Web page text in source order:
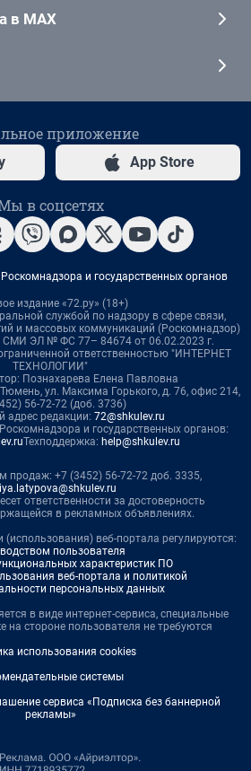
в MAX
приложение
App Store
в соцсетях
и государственных органов
издание «72.ру» (18+)
службой по надзору в сфере связи,
и массовых коммуникаций (Роскомнадзор)
СМИ ЭЛ № ФС 77– 84674 от 06.02.2023 г.
ответственностью "ИНТЕРНЕТ
ТЕХНОЛОГИИ"
Познахарева Елена Павловна
ул. Максима Горького, д. 76, офис 214,
56-72-72 (доб. 3736)
адрес редакции: 72@shkulev.ru
и государственных органов:
Техподдержка: help@shkulev.ru
продаж: +7 (3452) 56-72-72 доб. 3335,
ответственности за достоверность
в рекламных объявлениях.
(использования) веб-портала регулируются:
пользователя
характеристик ПО
веб-портала и политикой
персональных данных
в виде интернет-сервиса, специальные
на стороне пользователя не требуются
использования cookies
системы
сервиса «Подписка без баннерной
рекламы»